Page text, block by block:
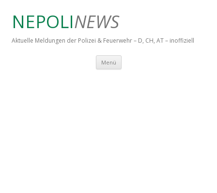
NEPOLINEWS
Aktuelle Meldungen der Polizei & Feuerwehr – D, CH, AT – inoffiziell
Menü Springe zum Inhalt